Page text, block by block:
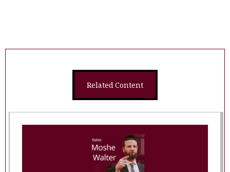
Related Content